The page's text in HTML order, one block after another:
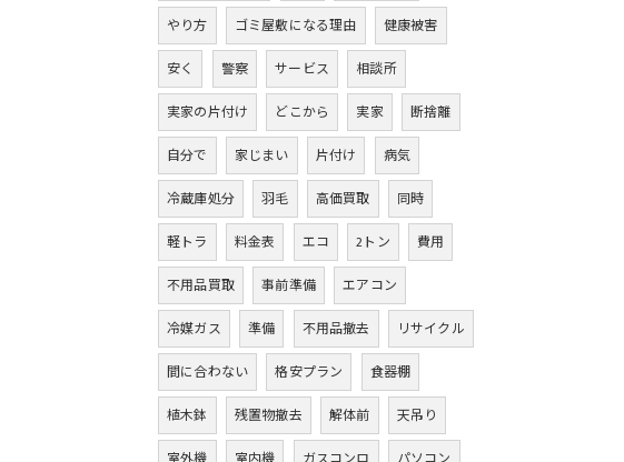
やり方
ゴミ屋敷になる理由
健康被害
安く
警察 サービス
相談所
実家の片付け
どこから 実家
断捨離
自分で
家じまい 片付け
病気
冷蔵庫処分
羽毛 高価買取
同時
軽トラ
料金表 エコ 2トン
費用
不用品買取
事前準備
エアコン
冷媒ガス
準備 不用品撤去
リサイクル
間に合わない
格安プラン
食器棚
植木鉢
残置物撤去 解体前
天吊り